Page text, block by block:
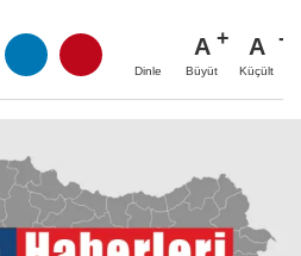
Dinle
A
Büyüt
A
Küçült